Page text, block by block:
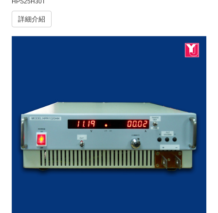
HPS25H30T
詳細介紹